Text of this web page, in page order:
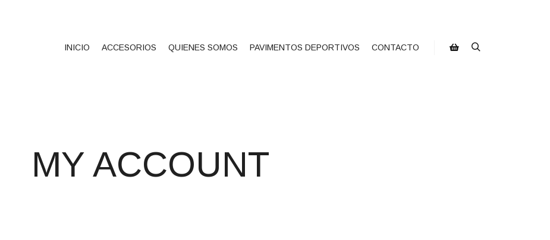
INICIO ACCESORIOS QUIENES SOMOS PAVIMENTOS DEPORTIVOS CONTACTO
MY ACCOUNT